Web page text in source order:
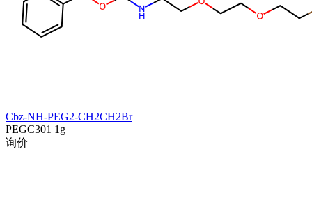
Cbz-NH-PEG2-CH2CH2Br
PEGC301 1g
询价